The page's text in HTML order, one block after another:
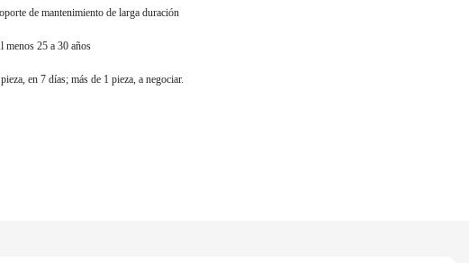
de mantenimiento de larga duración
menos 25 a 30 años
en 7 días; más de 1 pieza, a negociar.